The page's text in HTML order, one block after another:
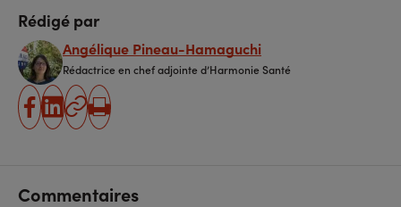
Rédigé par
Angélique Pineau-Hamaguchi
Rédactrice en chef adjointe d’Harmonie Santé
partager
partager
Copier
Imprimer
Commentaires